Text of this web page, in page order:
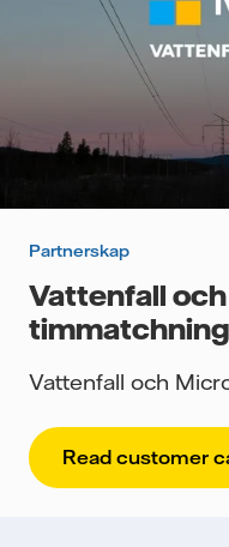
Partnerskap
Vattenfall
Vattenfall och
Read customer